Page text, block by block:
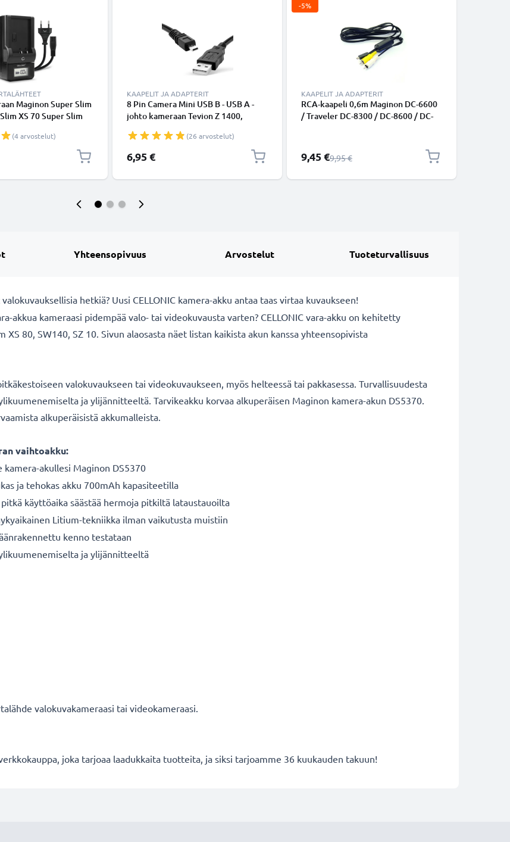
Maginon Super Slim
XS 70 Super Slim
(4 arvostelut)
KAAPELIT JA ADAPTERIT
8 Pin Camera Mini USB B - USB A -
johto kameraan Tevion Z 1400,
12, Super Slim XS-9, -10, Maginon
Action Sports HD1 - Musta 1.5m,
nopea 1A, PVC-kamerajohto
(26 arvostelut)
6,95 €
-5%
KAAPELIT JA ADAPTERIT
RCA-kaapeli 0,6m Maginon DC-6600
/ Traveler DC-8300 / DC-8600 / DC-
johdon sopivuus TV, DVD, blu-ray,
kamera, pelikonsoli
Erikoishinta
9,45 €Normaali hinta
9,95 €
Yhteensopivuus Arvostelut Tuoteturvallisuus
hetkiä? Uusi CELLONIC kamera-akku antaa taas virtaa kuvaukseen!
akkua kameraasi pidempää valo- tai videokuvausta varten? CELLONIC vara-akku on kehitetty
80, SW140, SZ 10. Sivun alaosasta näet listan kaikista akun kanssa yhteensopivista
valokuvaukseen tai videokuvaukseen, myös helteessä tai pakkasessa. Turvallisuudesta
ja ylijännitteeltä. Tarvikeakku korvaa alkuperäisen Maginon kamera-akun DS5370.
alkuperäisistä akkumalleista.
vaihtoakku:
kamera-akullesi Maginon DS5370
ja tehokas akku 700mAh kapasiteetilla
käyttöaika säästää hermoja pitkiltä lataustauoilta
Litium-tekniikka ilman vaikutusta muistiin
kenno testataan
ja ylijännitteeltä
valokuvakameraasi tai videokameraasi.
joka tarjoaa laadukkaita tuotteita, ja siksi tarjoamme 36 kuukauden takuun!